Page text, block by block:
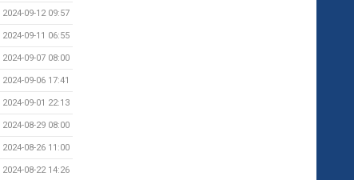
2024-09-12 09:57
2024-09-11 06:55
2024-09-07 08:00
2024-09-06 17:41
2024-09-01 22:13
2024-08-29 08:00
2024-08-26 11:00
2024-08-22 14:26